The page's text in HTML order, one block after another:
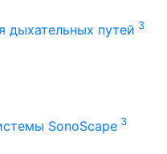
дыхательных путей 3
SonoScape 3